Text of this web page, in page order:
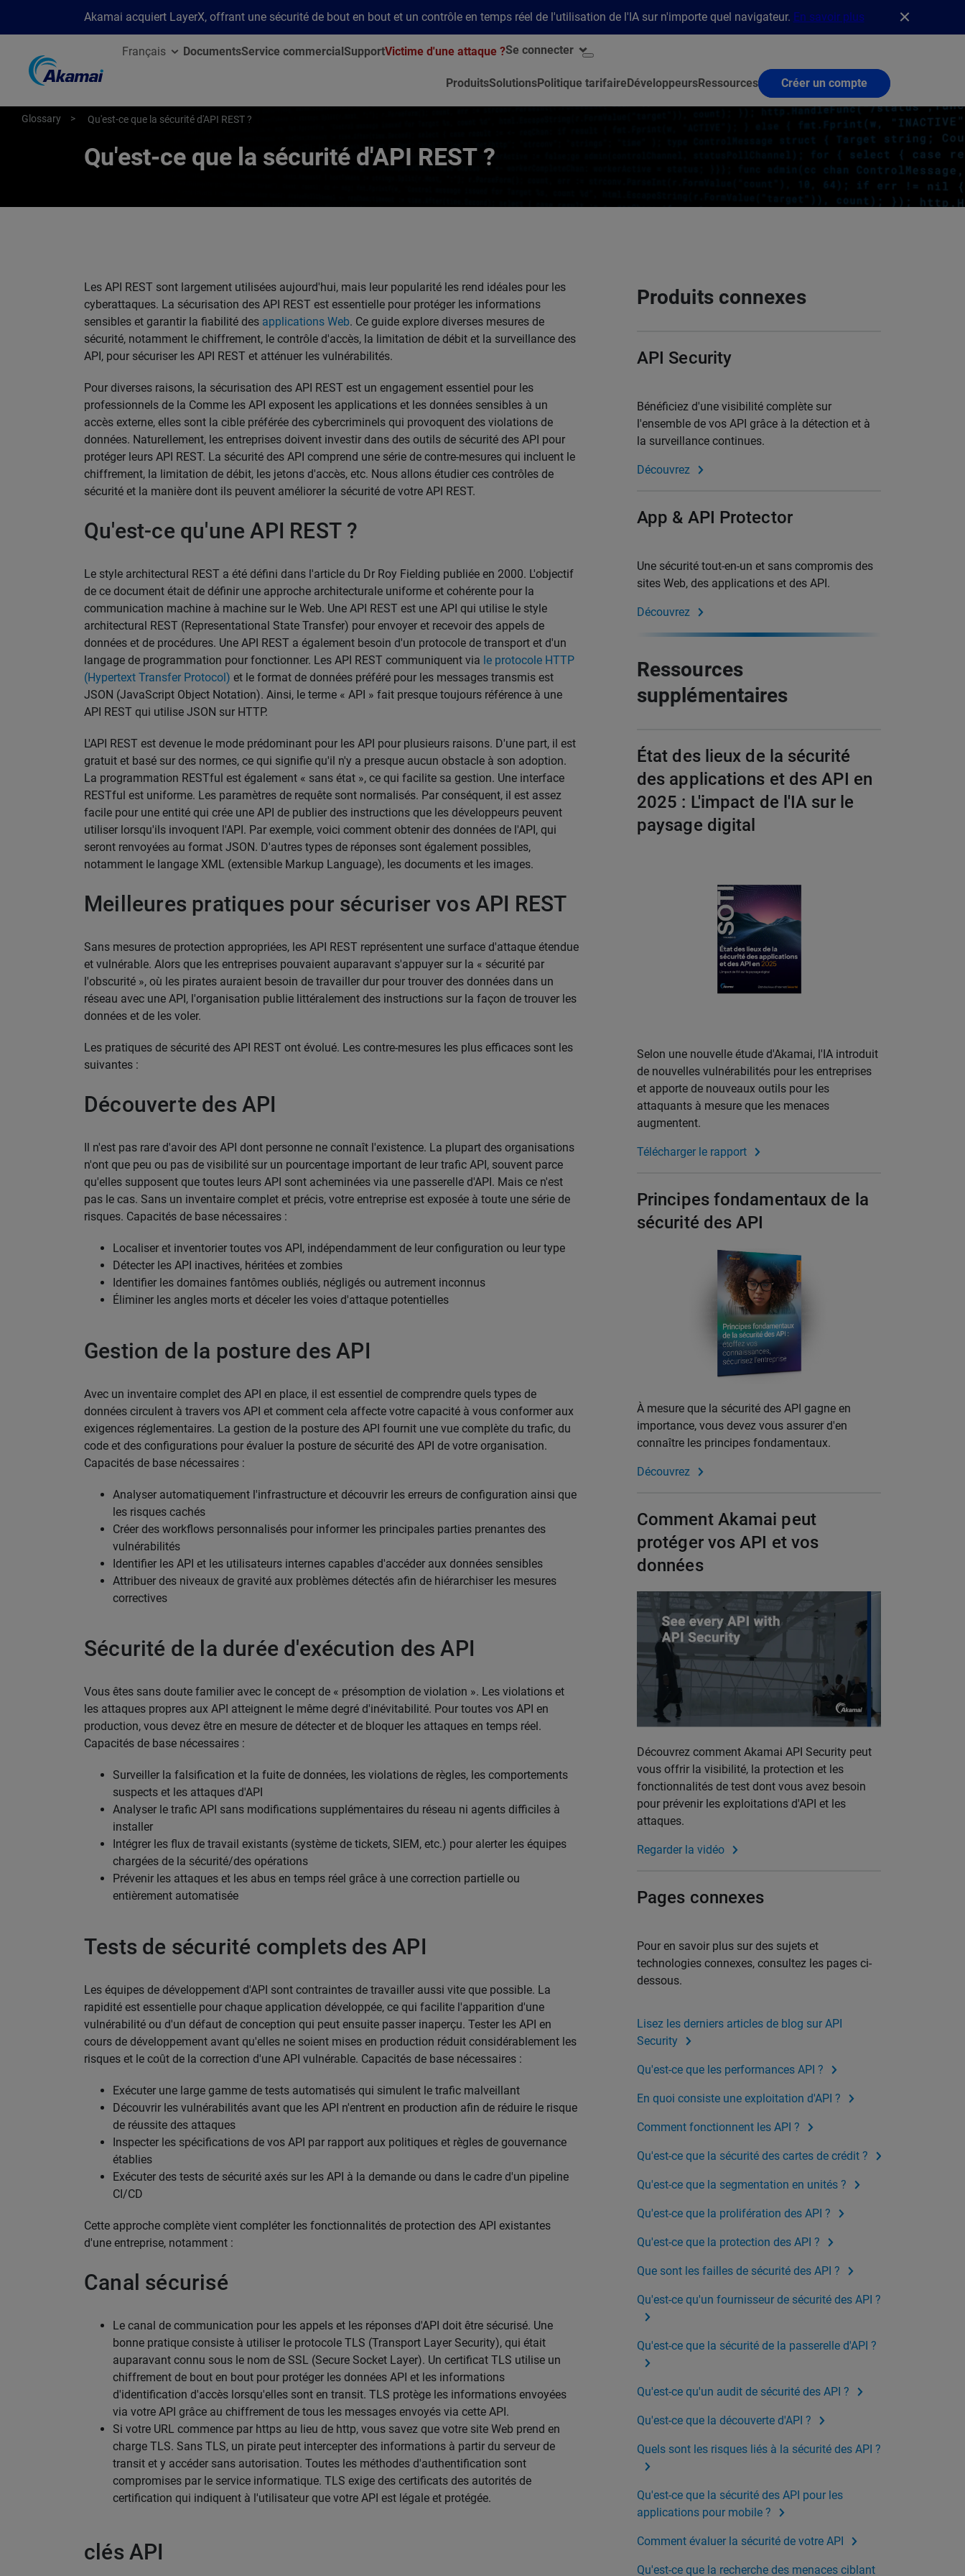
Akamai acquiert LayerX, offrant une sécurité de bout en bout et un contrôle en temps réel de l'utilisation de l'IA sur n'importe quel navigateur. En savoir plus
Français DocumentsService commercialSupportVictime d'une attaque ?Se connecter
ProduitsSolutionsPolitique tarifaireDéveloppeursRessources Créer un compte
Glossary Qu'est-ce que la sécurité d'API REST ?
Qu'est-ce que la sécurité d'API REST ?
Les API REST sont largement utilisées aujourd'hui, mais leur popularité les rend idéales pour les
cyberattaques. La sécurisation des API REST est essentielle pour protéger les informations
sensibles et garantir la fiabilité des applications Web. Ce guide explore diverses mesures de
sécurité, notamment le chiffrement, le contrôle d'accès, la limitation de débit et la surveillance des
API, pour sécuriser les API REST et atténuer les vulnérabilités.
Pour diverses raisons, la sécurisation des API REST est un engagement essentiel pour les
professionnels de la Comme les API exposent les applications et les données sensibles à un
accès externe, elles sont la cible préférée des cybercriminels qui provoquent des violations de
données. Naturellement, les entreprises doivent investir dans des outils de sécurité des API pour
protéger leurs API REST. La sécurité des API comprend une série de contre-mesures qui incluent le
chiffrement, la limitation de débit, les jetons d'accès, etc. Nous allons étudier ces contrôles de
sécurité et la manière dont ils peuvent améliorer la sécurité de votre API REST.
Qu'est-ce qu'une API REST ?
Le style architectural REST a été défini dans l'article du Dr Roy Fielding publiée en 2000. L'objectif
de ce document était de définir une approche architecturale uniforme et cohérente pour la
communication machine à machine sur le Web. Une API REST est une API qui utilise le style
architectural REST (Representational State Transfer) pour envoyer et recevoir des appels de
données et de procédures. Une API REST a également besoin d'un protocole de transport et d'un
langage de programmation pour fonctionner. Les API REST communiquent via le protocole HTTP
(Hypertext Transfer Protocol) et le format de données préféré pour les messages transmis est
JSON (JavaScript Object Notation). Ainsi, le terme « API » fait presque toujours référence à une
API REST qui utilise JSON sur HTTP.
L'API REST est devenue le mode prédominant pour les API pour plusieurs raisons. D'une part, il est
gratuit et basé sur des normes, ce qui signifie qu'il n'y a presque aucun obstacle à son adoption.
La programmation RESTful est également « sans état », ce qui facilite sa gestion. Une interface
RESTful est uniforme. Les paramètres de requête sont normalisés. Par conséquent, il est assez
facile pour une entité qui crée une API de publier des instructions que les développeurs peuvent
utiliser lorsqu'ils invoquent l'API. Par exemple, voici comment obtenir des données de l'API, qui
seront renvoyées au format JSON. D'autres types de réponses sont également possibles,
notamment le langage XML (extensible Markup Language), les documents et les images.
Meilleures pratiques pour sécuriser vos API REST
Sans mesures de protection appropriées, les API REST représentent une surface d'attaque étendue
et vulnérable. Alors que les entreprises pouvaient auparavant s'appuyer sur la « sécurité par
l'obscurité », où les pirates auraient besoin de travailler dur pour trouver des données dans un
réseau avec une API, l'organisation publie littéralement des instructions sur la façon de trouver les
données et de les voler.
Les pratiques de sécurité des API REST ont évolué. Les contre-mesures les plus efficaces sont les
suivantes :
Découverte des API
Il n'est pas rare d'avoir des API dont personne ne connaît l'existence. La plupart des organisations
n'ont que peu ou pas de visibilité sur un pourcentage important de leur trafic API, souvent parce
qu'elles supposent que toutes leurs API sont acheminées via une passerelle d'API. Mais ce n'est
pas le cas. Sans un inventaire complet et précis, votre entreprise est exposée à toute une série de
risques. Capacités de base nécessaires :
Localiser et inventorier toutes vos API, indépendamment de leur configuration ou leur type
Détecter les API inactives, héritées et zombies
Identifier les domaines fantômes oubliés, négligés ou autrement inconnus
Éliminer les angles morts et déceler les voies d'attaque potentielles
Gestion de la posture des API
Avec un inventaire complet des API en place, il est essentiel de comprendre quels types de
données circulent à travers vos API et comment cela affecte votre capacité à vous conformer aux
exigences réglementaires. La gestion de la posture des API fournit une vue complète du trafic, du
code et des configurations pour évaluer la posture de sécurité des API de votre organisation.
Capacités de base nécessaires :
Analyser automatiquement l'infrastructure et découvrir les erreurs de configuration ainsi que
les risques cachés
Créer des workflows personnalisés pour informer les principales parties prenantes des
vulnérabilités
Identifier les API et les utilisateurs internes capables d'accéder aux données sensibles
Attribuer des niveaux de gravité aux problèmes détectés afin de hiérarchiser les mesures
correctives
Sécurité de la durée d'exécution des API
Vous êtes sans doute familier avec le concept de « présomption de violation ». Les violations et
les attaques propres aux API atteignent le même degré d'inévitabilité. Pour toutes vos API en
production, vous devez être en mesure de détecter et de bloquer les attaques en temps réel.
Capacités de base nécessaires :
Surveiller la falsification et la fuite de données, les violations de règles, les comportements
suspects et les attaques d'API
Analyser le trafic API sans modifications supplémentaires du réseau ni agents difficiles à
installer
Intégrer les flux de travail existants (système de tickets, SIEM, etc.) pour alerter les équipes
chargées de la sécurité/des opérations
Prévenir les attaques et les abus en temps réel grâce à une correction partielle ou
entièrement automatisée
Tests de sécurité complets des API
Les équipes de développement d'API sont contraintes de travailler aussi vite que possible. La
rapidité est essentielle pour chaque application développée, ce qui facilite l'apparition d'une
vulnérabilité ou d'un défaut de conception qui peut ensuite passer inaperçu. Tester les API en
cours de développement avant qu'elles ne soient mises en production réduit considérablement les
risques et le coût de la correction d'une API vulnérable. Capacités de base nécessaires :
Exécuter une large gamme de tests automatisés qui simulent le trafic malveillant
Découvrir les vulnérabilités avant que les API n'entrent en production afin de réduire le risque
de réussite des attaques
Inspecter les spécifications de vos API par rapport aux politiques et règles de gouvernance
établies
Exécuter des tests de sécurité axés sur les API à la demande ou dans le cadre d'un pipeline
CI/CD
Cette approche complète vient compléter les fonctionnalités de protection des API existantes
d'une entreprise, notamment :
Canal sécurisé
Le canal de communication pour les appels et les réponses d'API doit être sécurisé. Une
bonne pratique consiste à utiliser le protocole TLS (Transport Layer Security), qui était
auparavant connu sous le nom de SSL (Secure Socket Layer). Un certificat TLS utilise un
chiffrement de bout en bout pour protéger les données API et les informations
d'identification d'accès lorsqu'elles sont en transit. TLS protège les informations envoyées
via votre API grâce au chiffrement de tous les messages envoyés via cette API.
Si votre URL commence par https au lieu de http, vous savez que votre site Web prend en
charge TLS. Sans TLS, un pirate peut intercepter des informations à partir du serveur de
transit et y accéder sans autorisation. Toutes les méthodes d'authentification sont
compromises par le service informatique. TLS exige des certificats des autorités de
certification qui indiquent à l'utilisateur que votre API est légale et protégée.
clés API
Produits connexes
API Security
Bénéficiez d'une visibilité complète sur
l'ensemble de vos API grâce à la détection et à
la surveillance continues.
Découvrez
App & API Protector
Une sécurité tout-en-un et sans compromis des
sites Web, des applications et des API.
Découvrez
Ressources
supplémentaires
État des lieux de la sécurité
des applications et des API en
2025 : L'impact de l'IA sur le
paysage digital
Selon une nouvelle étude d'Akamai, l'IA introduit
de nouvelles vulnérabilités pour les entreprises
et apporte de nouveaux outils pour les
attaquants à mesure que les menaces
augmentent.
Télécharger le rapport
Principes fondamentaux de la
sécurité des API
À mesure que la sécurité des API gagne en
importance, vous devez vous assurer d'en
connaître les principes fondamentaux.
Découvrez
Comment Akamai peut
protéger vos API et vos
données
Découvrez comment Akamai API Security peut
vous offrir la visibilité, la protection et les
fonctionnalités de test dont vous avez besoin
pour prévenir les exploitations d'API et les
attaques.
Regarder la vidéo
Pages connexes
Pour en savoir plus sur des sujets et
technologies connexes, consultez les pages ci-
dessous.
Lisez les derniers articles de blog sur API
Security
Qu'est-ce que les performances API ?
En quoi consiste une exploitation d'API ?
Comment fonctionnent les API ?
Qu'est-ce que la sécurité des cartes de crédit ?
Qu'est-ce que la segmentation en unités ?
Qu'est-ce que la prolifération des API ?
Qu'est-ce que la protection des API ?
Que sont les failles de sécurité des API ?
Qu'est-ce qu'un fournisseur de sécurité des API ?
Qu'est-ce que la sécurité de la passerelle d'API ?
Qu'est-ce qu'un audit de sécurité des API ?
Qu'est-ce que la découverte d'API ?
Quels sont les risques liés à la sécurité des API ?
Qu'est-ce que la sécurité des API pour les
applications pour mobile ?
Comment évaluer la sécurité de votre API
Qu'est-ce que la recherche des menaces ciblant